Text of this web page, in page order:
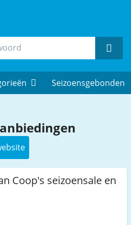
Seizoensgebonden
Coop's seizoensale en